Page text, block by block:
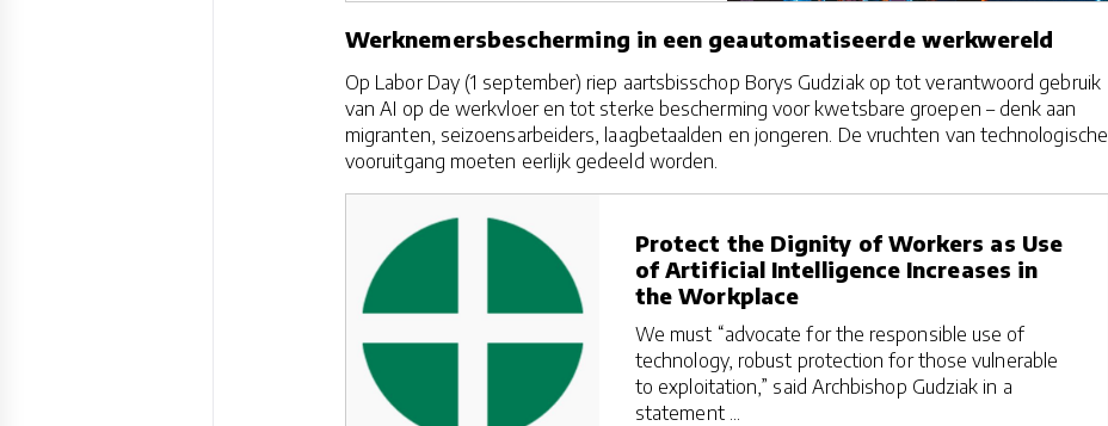
Werknemersbescherming in een geautomatiseerde werkwereld
Op Labor Day (1 september) riep aartsbisschop Borys Gudziak op tot verantwoord gebruik
van AI op de werkvloer en tot sterke bescherming voor kwetsbare groepen – denk aan
migranten, seizoensarbeiders, laagbetaalden en jongeren. De vruchten van technologische
vooruitgang moeten eerlijk gedeeld worden.
Protect the Dignity of Workers as Use
of Artificial Intelligence Increases in
the Workplace
We must “advocate for the responsible use of
technology, robust protection for those vulnerable
to exploitation,” said Archbishop Gudziak in a
statement ...